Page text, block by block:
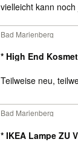
vielleicht kann
Bad Marienberg
* High End
Teilweise neu,
Bad Marienberg
* IKEA Lampe ZU